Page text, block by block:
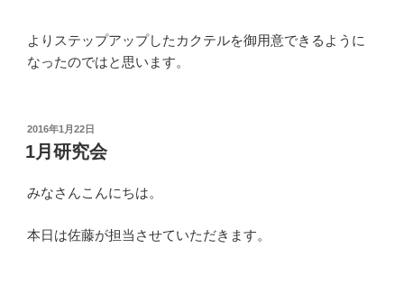
よりステップアップしたカクテルを御用意できるように
なったのではと思います。
投
稿
日:
2016年1月22日
1月研究会
みなさんこんにちは。
本日は佐藤が担当させていただきます。